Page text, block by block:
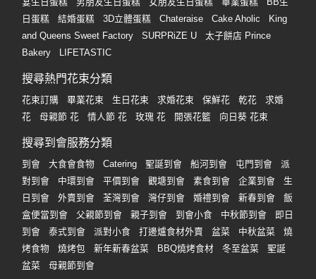
日蛋糕
結婚蛋糕 3D立體蛋糕 Chateraise Cake Aholic
King
and Queens Sweet Factory
SURPRiZE U
太子餅店 Prince
Bakery
LIFETASTIC
搜尋熱門花束分類
花束訂購 畢業花束 生日花束 求婚花束 保鮮花 乾花
求婚
花
母親節 花 情人節 花 玫瑰 花 開張花籃 向日葵 花束
搜尋到會服務分類
到會 大食會食物 Catering 聖誕到會 船河到會 屯門到會
派
對到會
中環到會 平價到會 觀塘到會 素食到會 企業到會
生
日到會
外賣到會 荃灣到會 灣仔到會 婚禮到會 新春到會
飯
盒便當到會
父親節到會 親子到會 到會小食 中秋節到會
即日
到會
泰式到會 派對小食 打邊爐食材外賣 盆菜 中秋盆菜
燒
烤食物
燒烤包 新年新春盆菜 BBQ燒烤食材 冬至盆菜
聖誕
盆菜
母親節到會